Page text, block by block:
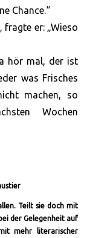
Chance.“
fragte er: „Wieso
hör mal, der ist
was Frisches
machen, so
Wochen
Teilt sie doch mit
der Gelegenheit auf
mehr literarischer